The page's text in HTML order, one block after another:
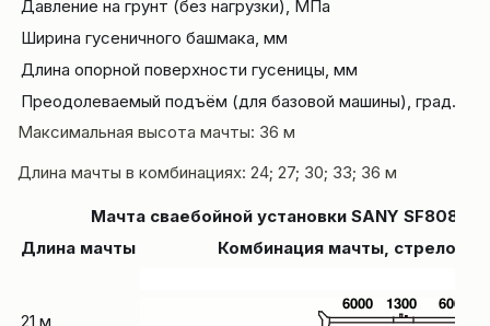
Давление на грунт (без нагрузки), МПа
Ширина гусеничного башмака, мм
Длина опорной поверхности гусеницы, мм
Преодолеваемый подъём (для базовой машины), град.
Максимальная высота мачты: 36 м
Длина мачты в комбинациях: 24; 27; 30; 33; 36 м
Мачта сваебойной установки SANY SF808 I
Длина мачты
Комбинация мачты,
21 м